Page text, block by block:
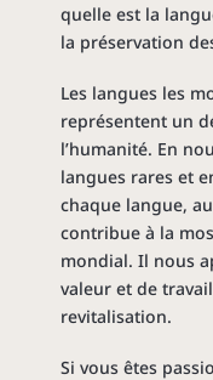
quelle est la
la préservation
Les langues les
représentent un
l’humanité. En
langues rares et
chaque langue,
contribue à la
mondial. Il nous
valeur et de
revitalisation.
Si vous êtes